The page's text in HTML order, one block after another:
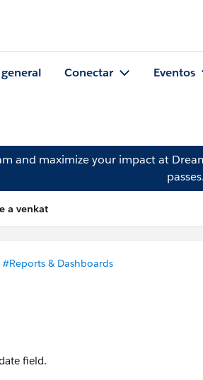
Conectar Eventos
and maximize your impact at
passes.
a venkat
#Reports & Dashboards
field.